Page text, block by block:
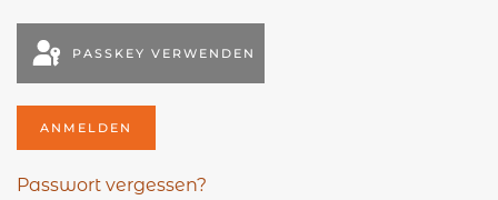
PASSKEY VERWENDEN
ANMELDEN
Passwort vergessen?